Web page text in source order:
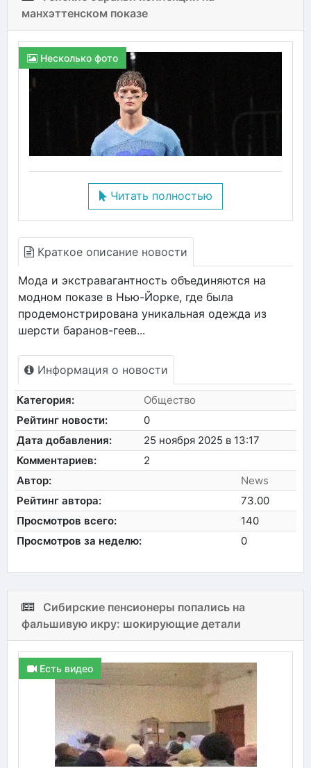
манхэттенском показе
Несколько фото
Читать полностью
Краткое описание новости
Мода и экстравагантность объединяются на
модном показе в Нью-Йорке, где была
продемонстрирована уникальная одежда из
шерсти баранов-геев...
Информация о новости
Категория:
Общество
Рейтинг новости:
0
Дата добавления:
25 ноября 2025 в 13:17
Комментариев:
2
Автор:
News
Рейтинг автора:
73.00
Просмотров всего:
140
Просмотров за неделю:
0
Сибирские пенсионеры попались на
фальшивую икру: шокирующие детали
Есть видео